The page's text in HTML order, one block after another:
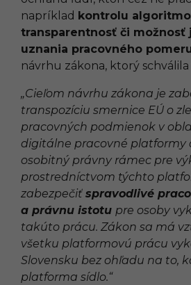
napríklad kontrolu
transparentnosť či možnosť
uznania pracovného
návrhu zákona, ktorý schválila
„Cieľom návrhu zákona je
transpozíciu smernice EÚ o
pracovných podmienok v
digitálne pracovné platformy
osobitný právny rámec pre
prostredníctvom týchto
zabezpečiť spravodlivé
a právnu istotu pre osoby
takúto prácu. Zákon sa má
všetku platformovú prácu
Slovensku bez ohľadu na to,
platforma sídlo.“